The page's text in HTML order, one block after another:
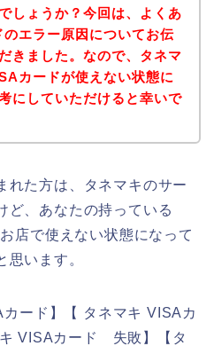
しょうか？今回は、よくあ
エラー原因についてお伝
きました。なので、タネマ
カードが使えない状態に
にしていただけると幸いで
れた方は、タネマキのサー
ど、あなたの持っている
店で使えない状態になって
思います。
ード】【 タネマキ VISAカ
VISAカード 失敗】【タ